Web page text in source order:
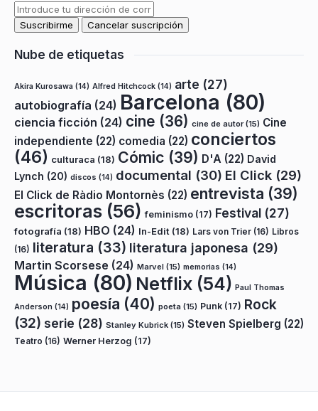
Nube de etiquetas
Akira Kurosawa (14) Alfred Hitchcock (14) arte (27)
autobiografía (24) Barcelona (80)
ciencia ficción (24) cine (36) cine de autor(15) Cine
independiente (22) comedia (22) conciertos
(46) culturaca (18) Cómic (39) D'A (22) David
Lynch (20) discos (14) documental (30) El Click (29)
El Click de Ràdio Montornès (22) entrevista (39)
escritoras (56) feminismo (17) Festival (27)
fotografía (18) HBO (24) In-Edit (18) Lars von Trier (16) Libros
(16) literatura (33) literatura japonesa (29)
Martin Scorsese (24) Marvel (15) memorias (14)
Música (80) Netflix (54) Paul Thomas
Anderson (14) poesía (40) poeta (15) Punk (17) Rock
(32) serie (28) Stanley Kubrick (15) Steven Spielberg (22)
Teatro (16) Werner Herzog (17)